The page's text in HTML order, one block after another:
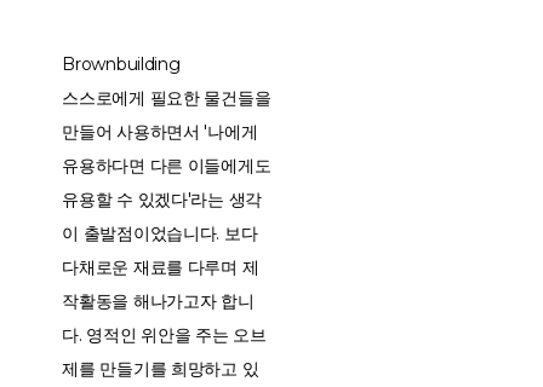
Brownbuilding
스스로에게 필요한 물건들을
만들어 사용하면서 '나에게
유용하다면 다른 이들에게도
유용할 수 있겠다'라는 생각
이 출발점이었습니다. 보다
다채로운 재료를 다루며 제
작활동을 해나가고자 합니
다. 영적인 위안을 주는 오브
제를 만들기를 희망하고 있